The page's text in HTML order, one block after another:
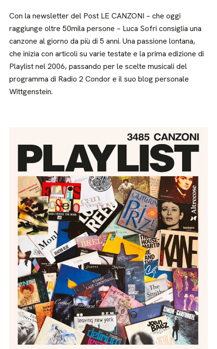
Con la newsletter del Post LE CANZONI – che oggi
raggiunge oltre 50mila persone – Luca Sofri consiglia una
canzone al giorno da più di 5 anni. Una passione lontana,
che inizia con articoli su varie testate e la prima edizione di
Playlist nel 2006, passando per le scelte musicali del
programma di Radio 2 Condor e il suo blog personale
Wittgenstein.